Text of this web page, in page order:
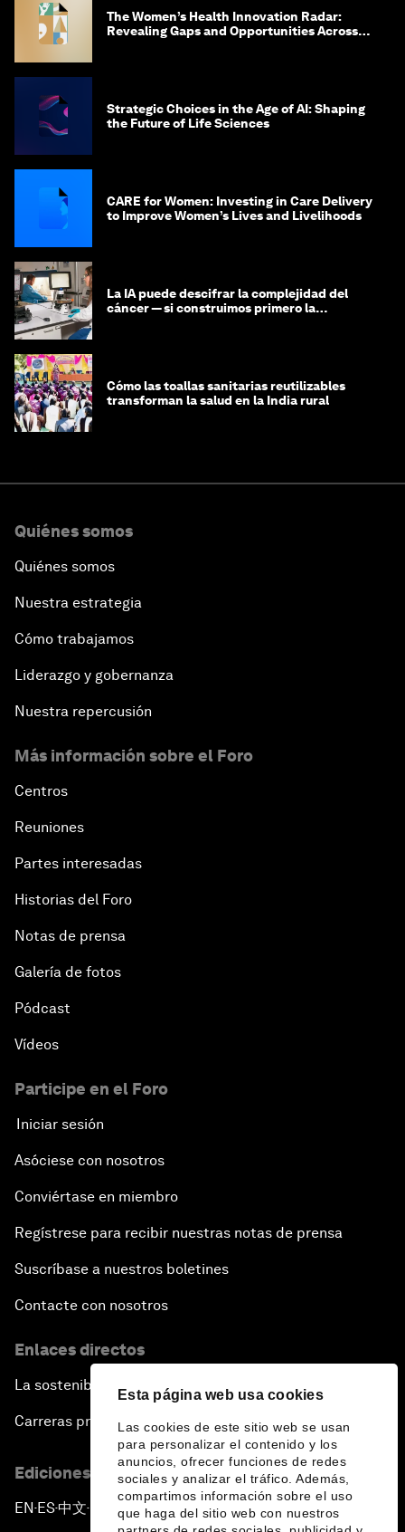
Esta página web usa cookies
Las cookies de este sitio web se usan
para personalizar el contenido y los
anuncios, ofrecer funciones de redes
sociales y analizar el tráfico. Además,
compartimos información sobre el uso
que haga del sitio web con nuestros
The Women’s Health Innovation Radar:
Revealing Gaps and Opportunities Across
Strategic Choices in the Age of AI: Shaping
the Future of Life Sciences
CARE for Women: Investing in Care Delivery
to Improve Women’s Lives and Livelihoods
La IA puede descifrar la complejidad del
cáncer — si construimos primero la
Cómo las toallas sanitarias reutilizables
transforman la salud en la India rural
Quiénes somos
Quiénes somos
Nuestra estrategia
Cómo trabajamos
Liderazgo y gobernanza
Nuestra repercusión
Más información sobre el Foro
Centros
Reuniones
Partes interesadas
Historias del Foro
Notas de prensa
Galería de fotos
Pódcast
Vídeos
Participe en el Foro
Iniciar sesión
Asóciese con nosotros
Conviértase en miembro
Regístrese para recibir nuestras notas de prensa
Suscríbase a nuestros boletines
Contacte con nosotros
Enlaces directos
La sostenibilidad en el Foro
Carreras profesionales
Ediciones en otros idiomas
EN ▪ES▪中文▪ 日本語